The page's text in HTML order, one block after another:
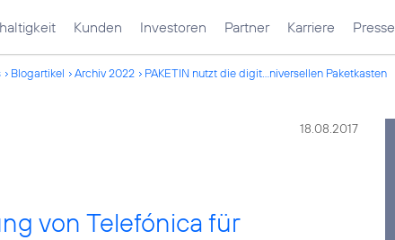
Kunden Investoren Partner Karriere Presse
Blogartikel Archiv 2022 PAKETIN nutzt die digit...niversellen Paketkasten
18.08.2017
von Telefónica für